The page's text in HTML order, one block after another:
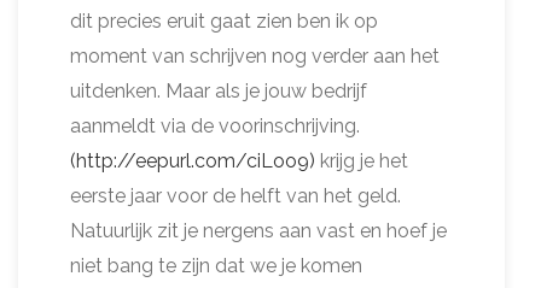
dit precies eruit gaat zien ben ik op
moment van schrijven nog verder aan het
uitdenken. Maar als je jouw bedrijf
aanmeldt via de voorinschrijving.
(http://eepurl.com/ciLoo9) krijg je het
eerste jaar voor de helft van het geld.
Natuurlijk zit je nergens aan vast en hoef je
niet bang te zijn dat we je komen